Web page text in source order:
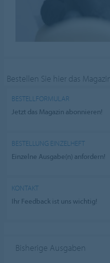
Bestellen Sie hier das
BESTELLFORMULAR
Jetzt das Magazin abonnieren!
BESTELLUNG EINZELHEFT
Einzelne Ausgabe(n) anfordern!
KONTAKT
Ihr Feedback ist uns wichtig!
Bisherige Ausgaben